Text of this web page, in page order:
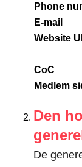
Phone
E-mail
Website
CoC
Medlem
Den
De